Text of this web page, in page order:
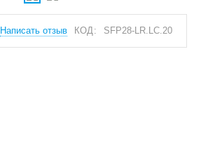
Написать отзыв КОД: SFP28-LR.LC.20